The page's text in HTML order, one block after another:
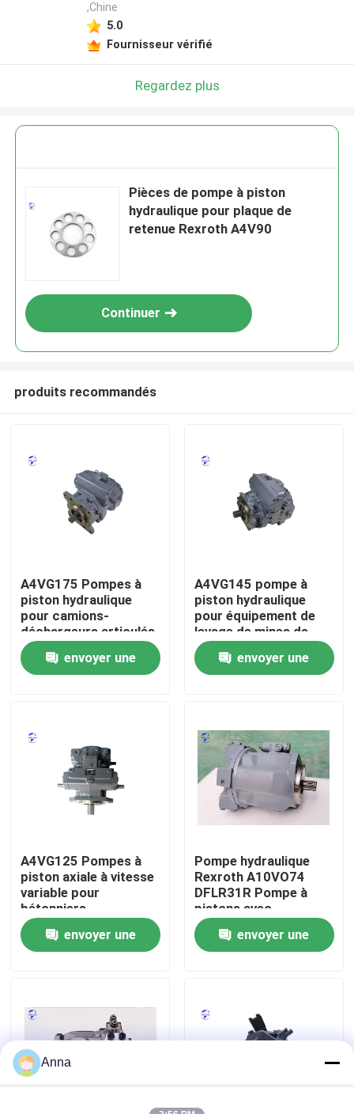
Aperçu
A propos de nous
Visite d'usine
Contrôle de la qualité
Contact
Demande de soumission
Moteur de Deutz
Moteur de
,Chine
5.0
Fournisseur vérifié
Regardez plus
Pièces de pompe à piston
hydraulique pour plaque de
retenue Rexroth A4V90
Continuer
produits recommandés
A4VG175 Pompes à
piston hydraulique
pour camions-
déchargeurs articulés
envoyer une
A4VG145 pompe à
piston hydraulique
pour équipement de
levage de mines de
construction lourde
envoyer une
A4VG125 Pompes à
piston axiale à vitesse
variable pour
bétonniers
envoyer une
Pompe hydraulique
Rexroth A10VO74
DFLR31R Pompe à
pistons avec
applications de
puissance hydraulique
cannelées
envoyer une
Anna